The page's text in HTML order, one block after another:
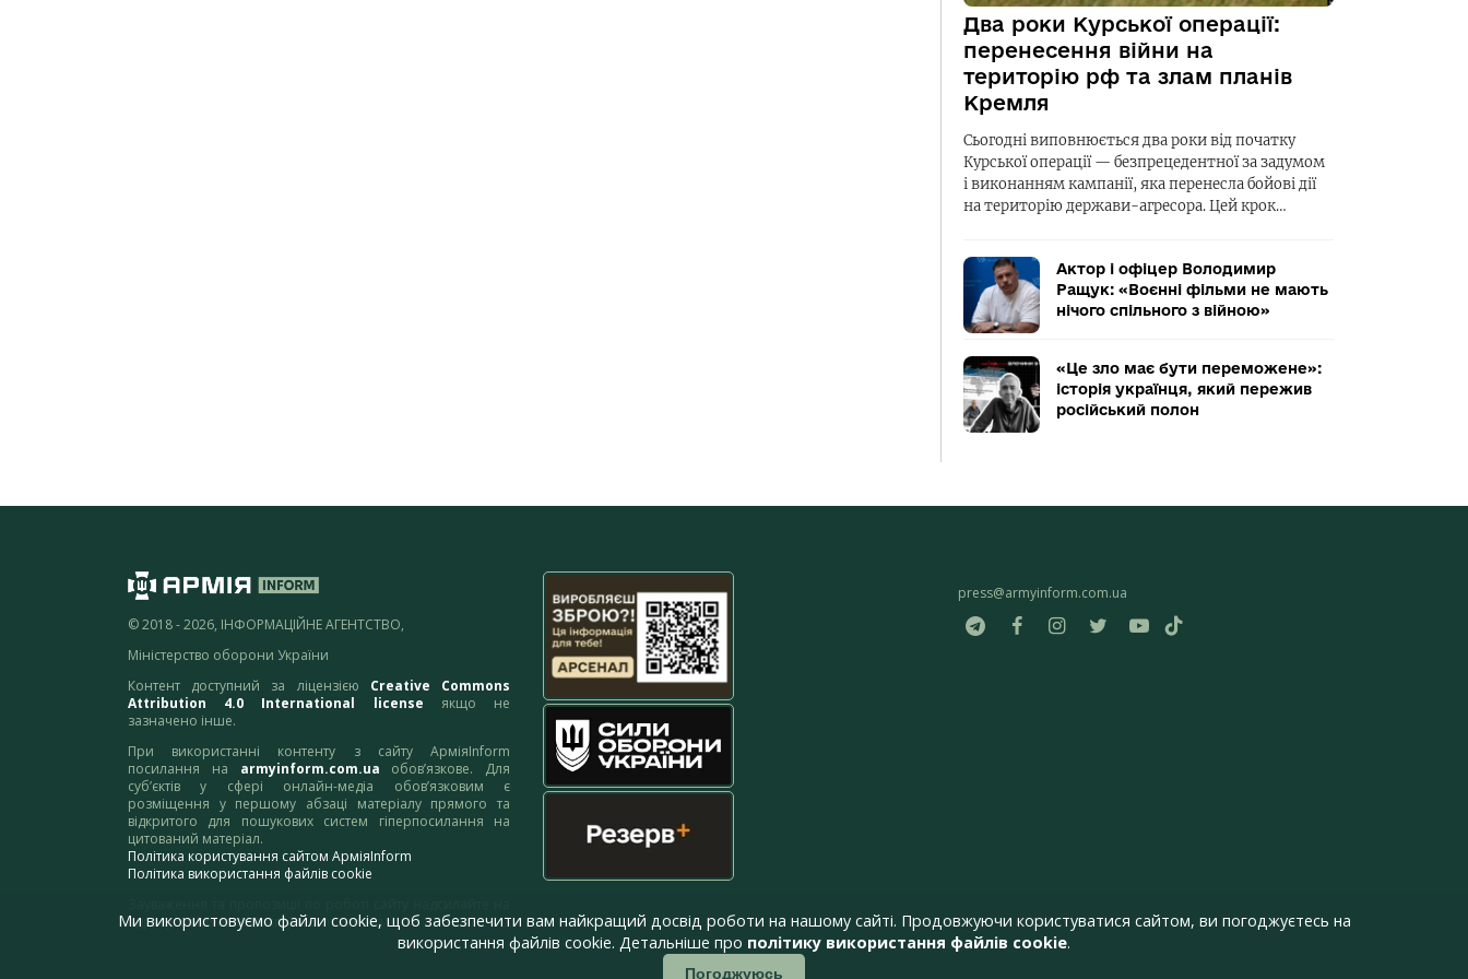
Два роки Курської операції:
перенесення війни на
територію рф та злам планів
Кремля
Сьогодні виповнюється два роки від початку
Курської операції — безпрецедентної за задумом
і виконанням кампанії, яка перенесла бойові дії
на територію держави-агресора. Цей крок…
Актор і офіцер Володимир
Ращук: «Воєнні фільми не мають
нічого спільного з війною»
«Це зло має бути переможене»:
історія українця, який пережив
російський полон
© 2018 - 2026, ІНФОРМАЦІЙНЕ АГЕНТСТВО,
Міністерство оборони України
Контент доступний за ліцензією Creative Commons
Attribution 4.0 International license якщо не
зазначено інше.
При використанні контенту з сайту АрміяInform
посилання на armyinform.com.ua обов’язкове. Для
суб’єктів у сфері онлайн-медіа обов’язковим є
розміщення у першому абзаці матеріалу прямого та
відкритого для пошукових систем гіперпосилання на
цитований матеріал.
Політика користування сайтом АрміяInform
Політика використання файлів cookie
адресу:webmaster@armyinform.com.ua
press@armyinform.com.ua
Ми використовуємо файли cookie, щоб забезпечити вам найкращий досвід роботи на нашому сайті. Продовжуючи користуватися сайтом, ви погоджуєтесь на
використання файлів cookie. Детальніше про політику використання файлів cookie.
Погоджуюсь